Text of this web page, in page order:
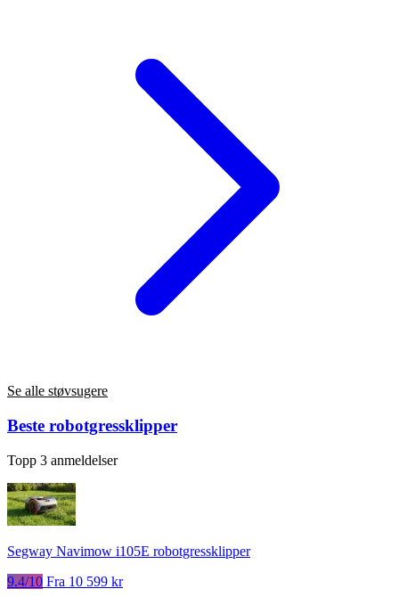
Se alle støvsugere
Beste robotgressklipper
Topp 3 anmeldelser
Segway Navimow i105E robotgressklipper
9.4/10 Fra 10 599 kr